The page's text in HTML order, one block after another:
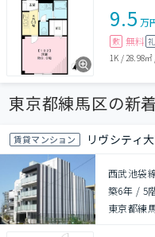
9.5 万
敷 無料 礼
1K / 28.98㎡
東京都練馬区の新
賃貸マンション リヴシティ
西武池袋
築6年 / 5
東京都練